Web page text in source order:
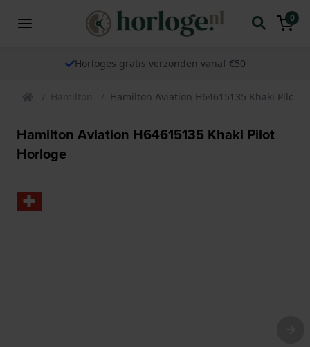
0
Horloges gratis verzonden vanaf €50
Hamilton Hamilton Aviation H64615135 Khaki Pilot
Hamilton Aviation H64615135 Khaki Pilot
Horloge